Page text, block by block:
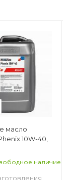
масло
10W-40,
наличие